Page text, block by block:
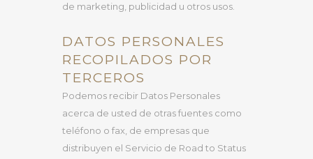
de marketing, publicidad u otros usos.
DATOS PERSONALES
RECOPILADOS POR
TERCEROS
Podemos recibir Datos Personales
acerca de usted de otras fuentes como
teléfono o fax, de empresas que
distribuyen el Servicio de Road to Status